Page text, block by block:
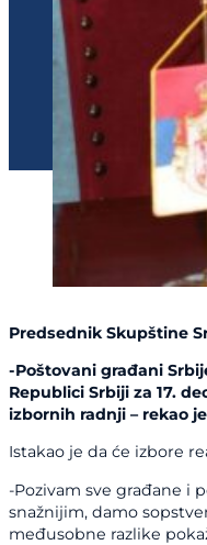
Predsednik Skupštine
-Poštovani građani
Republici Srbiji za 17.
izbornih radnji – rekao
Istakao je da će izbore
-Pozivam sve građane i
snažnijim, damo
međusobne razlike